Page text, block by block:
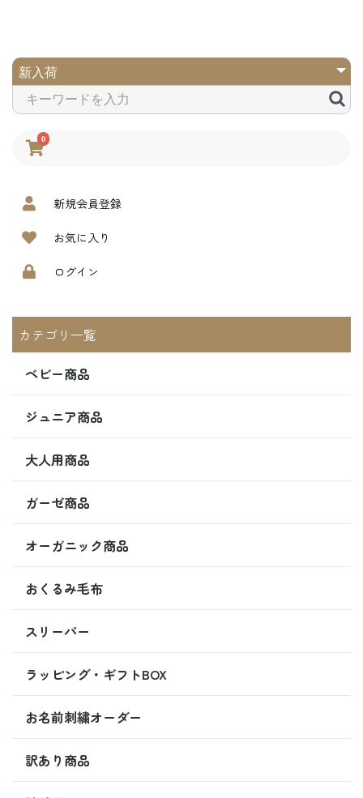
0
新規会員登録
お気に入り
ログイン
カテゴリ一覧
ベビー商品
ジュニア商品
大人用商品
ガーゼ商品
オーガニック商品
おくるみ毛布
スリーパー
ラッピング・ギフトBOX
お名前刺繍オーダー
訳あり商品